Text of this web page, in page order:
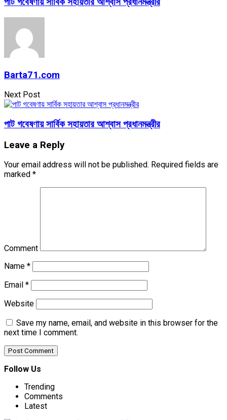
Barta71.com
Next Post
পাট গবেষণায় সার্বিক সহায়তার আশ্বাস প্রধানমন্ত্রীর
Leave a Reply
Your email address will not be published. Required fields are
marked *
Comment
Name *
Email *
Website
Save my name, email, and website in this browser for the
next time I comment.
Follow Us
Trending
Comments
Latest